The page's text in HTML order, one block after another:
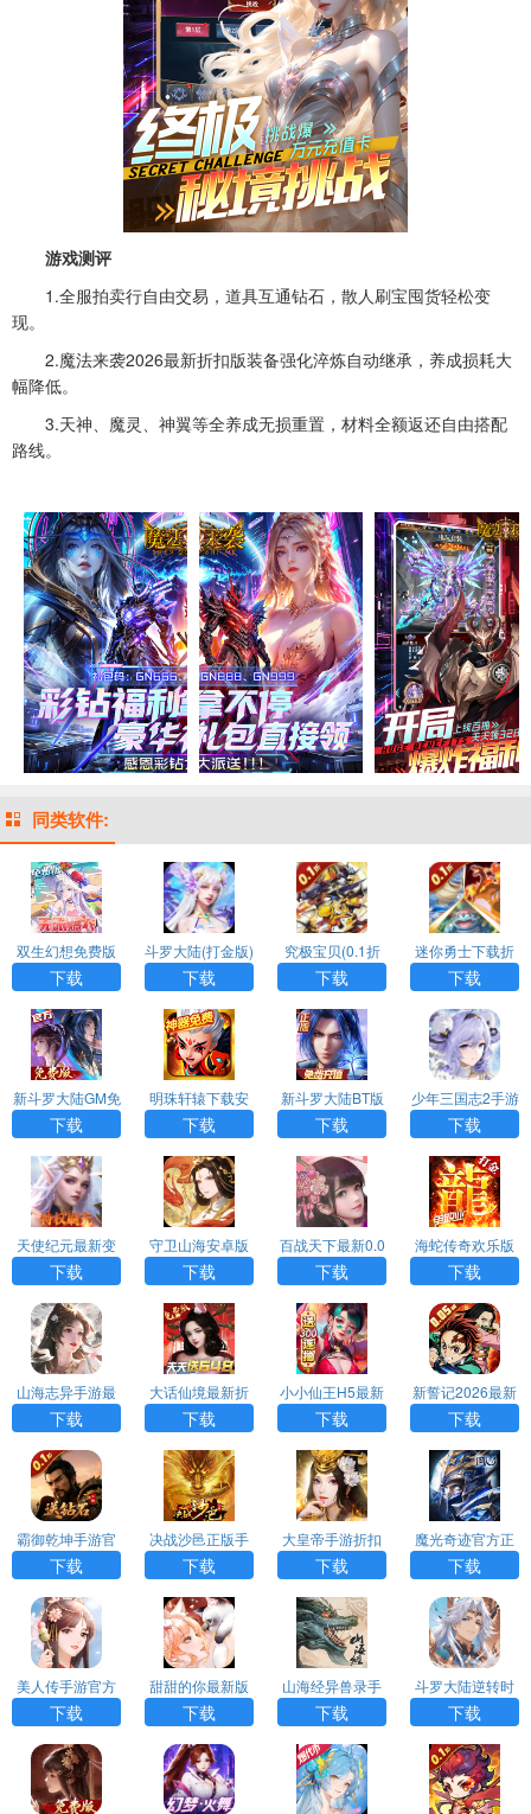
游戏测评
1.全服拍卖行自由交易，道具互通钻石，散人刷宝囤货轻松变
现。
2.魔法来袭2026最新折扣版装备强化淬炼自动继承，养成损耗大
幅降低。
3.天神、魔灵、神翼等全养成无损重置，材料全额返还自由搭配
路线。
同类软件:
双生幻想免费版
下载
斗罗大陆(打金版)
下载
究极宝贝(0.1折
超究破限)
下载
迷你勇士下载折
扣版
下载
新斗罗大陆GM免
费版
下载
明珠轩辕下载安
卓版
下载
新斗罗大陆BT版
下载
少年三国志2手游
福利版
下载
天使纪元最新变
态版
下载
守卫山海安卓版
下载
百战天下最新0.0
5折版
下载
海蛇传奇欢乐版
最新变态版
下载
山海志异手游最
新H5
下载
大话仙境最新折
扣版
下载
小小仙王H5最新
版手游
下载
新誓记2026最新
版
下载
霸御乾坤手游官
方版
下载
决战沙邑正版手
游
下载
大皇帝手游折扣
版
下载
魔光奇迹官方正
版
下载
美人传手游官方
版
下载
甜甜的你最新版
H5
下载
山海经异兽录手
游正版H5
下载
斗罗大陆逆转时
空手游0.1折版
下载